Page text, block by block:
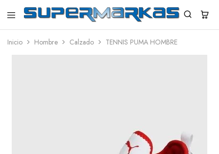
SuperMarkas
Ropa
con
Inicio Hombre Calzado TENNIS PUMA HOMBRE